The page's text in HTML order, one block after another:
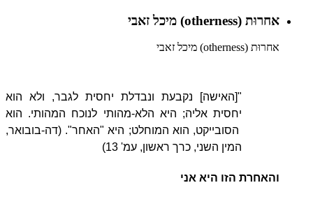
אחרוּת (otherness) מיכל זאבי
אחרוּת (otherness) מיכל זאבי
"[האישה] נקבעת ונבדלת יחסית לגבר, ולא הוא
יחסית אליה; היא הלא-מהותי לנוכח המהותי. הוא
הסובייקט, הוא המוחלט; היא "האחר". (דה-בובואר,
המין השני, כרך ראשון, עמ' 13)
והאחרת הזו היא אני